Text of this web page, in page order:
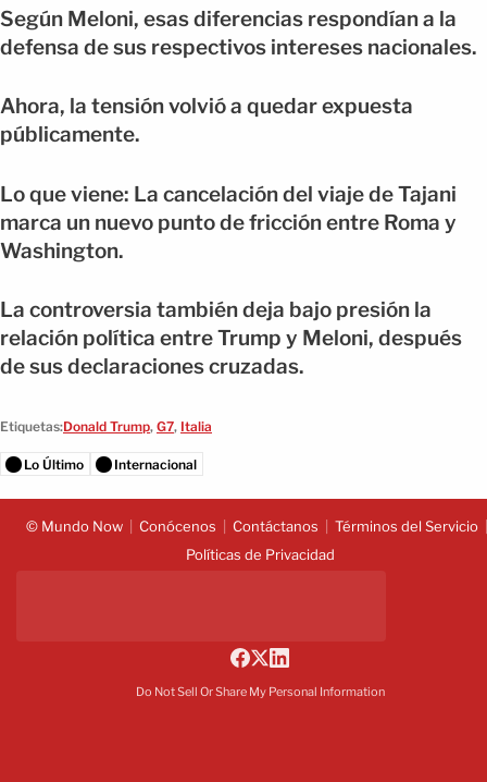
Según Meloni, esas diferencias respondían a la
defensa de sus respectivos intereses nacionales.
Ahora, la tensión volvió a quedar expuesta
públicamente.
Lo que viene: La cancelación del viaje de Tajani
marca un nuevo punto de fricción entre Roma y
Washington.
La controversia también deja bajo presión la
relación política entre Trump y Meloni, después
de sus declaraciones cruzadas.
Etiquetas:Donald Trump, G7, Italia
Lo Último Internacional
© Mundo Now Conócenos Contáctanos
Términos del Servicio
Políticas de Privacidad
Do Not Sell Or Share My Personal Information